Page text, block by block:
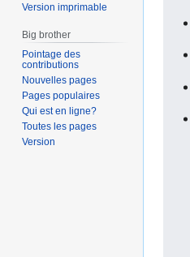
Version imprimable
Big brother
Pointage des
contributions
Nouvelles pages
Pages populaires
Qui est en ligne?
Toutes les pages
Version